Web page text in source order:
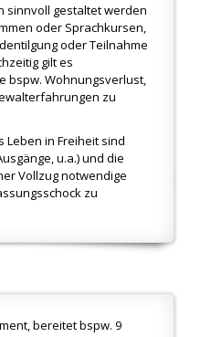
sinnvoll gestaltet werden
oder Sprachkursen,
oder Teilnahme
gilt es
bspw. Wohnungsverlust,
zu
Leben in Freiheit sind
u.a.) und die
Vollzug notwendige
zu
bereitet bspw. 9